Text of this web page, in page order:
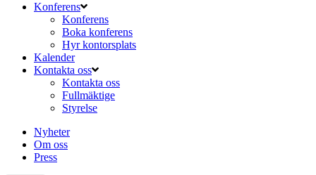
Konferens
Konferens
Boka konferens
Hyr kontorsplats
Kalender
Kontakta oss
Kontakta oss
Fullmäktige
Styrelse
Nyheter
Om oss
Press